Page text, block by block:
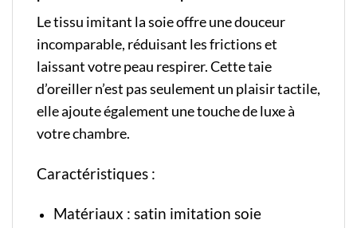
Le tissu imitant la soie offre une douceur
incomparable, réduisant les frictions et
laissant votre peau respirer. Cette taie
d’oreiller n’est pas seulement un plaisir tactile,
elle ajoute également une touche de luxe à
votre chambre.
Caractéristiques :
Matériaux : satin imitation soie